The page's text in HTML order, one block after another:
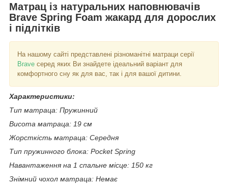
Матрац із натуральних наповнювачів
Brave Spring Foam жакард для дорослих
і підлітків
На нашому сайті представлені різноманітні матраци серії
Brave серед яких Ви знайдете ідеальний варіант для
комфортного сну як для вас, так і для вашої дитини.
Характеристики:
Тип матраца: Пружинний
Висота матраца: 19 см
Жорсткість матраца: Середня
Тип пружинного блока: Pocket Spring
Навантаження на 1 спальне місце: 150 кг
Знімний чохол матраца: Немає